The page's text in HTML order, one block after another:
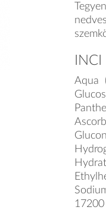
INCI
Aqua